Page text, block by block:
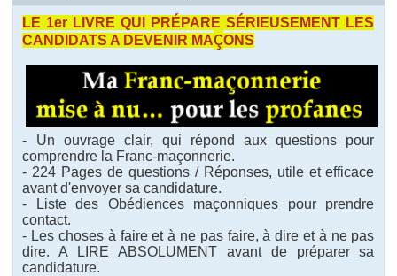
LE 1er LIVRE QUI PRÉPARE SÉRIEUSEMENT LES
CANDIDATS A DEVENIR MAçONS
- Un ouvrage clair, qui répond aux questions pour
comprendre la Franc-maçonnerie.
- 224 Pages de questions / Réponses, utile et efficace
avant d'envoyer sa candidature.
- Liste des Obédiences maçonniques pour prendre
contact.
- Les choses à faire et à ne pas faire, à dire et à ne pas
dire. A LIRE ABSOLUMENT avant de préparer sa
candidature.